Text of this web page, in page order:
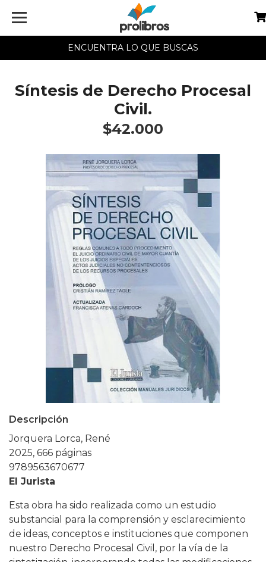
ENCUENTRA LO QUE BUSCAS
Síntesis de Derecho Procesal
Civil.
$42.000
Descripción
Jorquera Lorca, René
2025, 666 páginas
9789563670677
El Jurista
Esta obra ha sido realizada como un estudio
substancial para la comprensión y esclarecimiento
de ideas, conceptos e instituciones que componen
nuestro Derecho Procesal Civil, por la vía de la